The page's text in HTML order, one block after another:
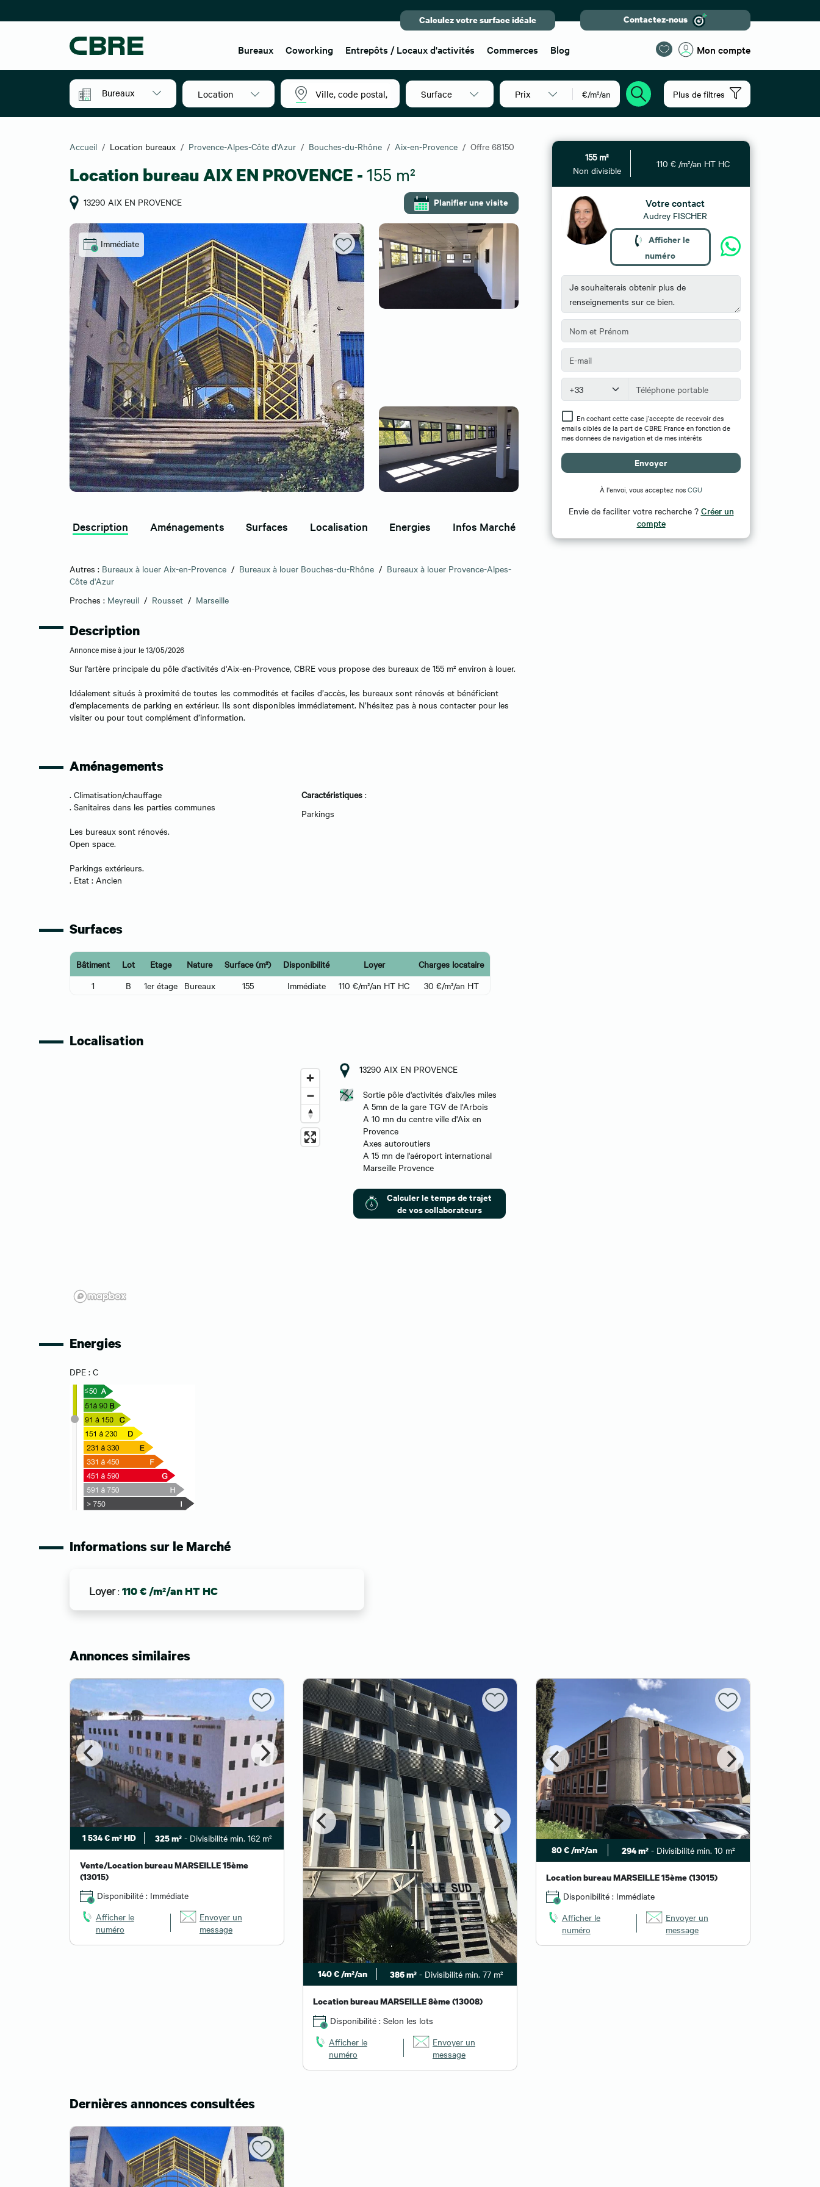
Calculez votre surface idéale Contactez-nous
Bureaux Coworking Entrepôts / Locaux d'activités Commerces Blog Mon compte
Bureaux Location Surface Prix €/m²/an Plus de filtres
Accueil Location bureaux Provence-Alpes-Côte d'Azur Bouches-du-Rhône Aix-en-Provence Offre 68150
Location bureau AIX EN PROVENCE -155 m²
13290 AIX EN PROVENCE Planifier une visite
Immédiate
Description Aménagements Surfaces Localisation Energies Infos Marché
Autres : Bureaux à louer Aix-en-Provence / Bureaux à louer Bouches-du-Rhône / Bureaux à louer Provence-Alpes-
Côte d'Azur
Proches : Meyreuil / Rousset / Marseille
Description
Annonce mise à jour le 13/05/2026
Sur l'artère principale du pôle d'activités d'Aix-en-Provence, CBRE vous propose des bureaux de 155 m² environ à louer.
Idéalement situés à proximité de toutes les commodités et faciles d’accès, les bureaux sont rénovés et bénéficient
d’emplacements de parking en extérieur. Ils sont disponibles immédiatement. N’hésitez pas à nous contacter pour les
visiter ou pour tout complément d’information.
Aménagements
. Climatisation/chauffage
. Sanitaires dans les parties communes
Les bureaux sont rénovés.
Open space.
Parkings extérieurs.
. Etat : Ancien
Caractéristiques :
Parkings
Surfaces
Bâtiment Lot Etage Nature Surface (m²) Disponibilité Loyer
Charges locataire
1
B 1er étage Bureaux 155 Immédiate 110 €/m²/an HT HC 30 €/m²/an HT
Localisation
13290 AIX EN PROVENCE
Sortie pôle d'activités d'aix/les miles
A 5mn de la gare TGV de l'Arbois
A 10 mn du centre ville d'Aix en
Provence
Axes autoroutiers
A 15 mn de l'aéroport international
Marseille Provence
Calculer le temps de trajet
de vos collaborateurs
Energies
DPE : C
Informations sur le Marché
Loyer: 110 € /m²/an HT HC
155 m²
Non divisible
110 € /m²/an HT HC
Votre contact
Audrey FISCHER
Afficher le
numéro
En cochant cette case j’accepte de recevoir des
emails ciblés de la part de CBRE France en fonction de
mes données de navigation et de mes intérêts
Envoyer
À l'envoi, vous acceptez nosCGU
Envie de faciliter votre recherche ? Créer un
compte
Annonces similaires
1 534 € m² HD 325 m²- Divisibilité min. 162 m²
Vente/Location bureau MARSEILLE 15ème
(13015)
Disponibilité : Immédiate
Afficher le
numéro
Envoyer un
message
140 € /m²/an 386 m²- Divisibilité min. 77 m²
Location bureau MARSEILLE 8ème (13008)
Disponibilité : Selon les lots
Afficher le
numéro
Envoyer un
message
80 € /m²/an 294 m² - Divisibilité min. 10 m²
Location bureau MARSEILLE 15ème (13015)
Disponibilité : Immédiate
Afficher le
numéro
Envoyer un
message
Dernières annonces consultées